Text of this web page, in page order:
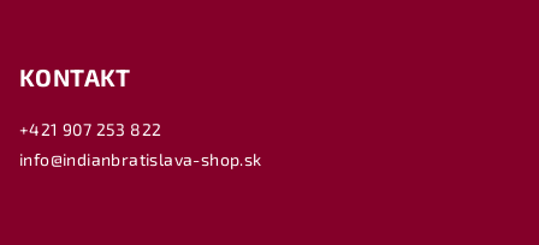
KONTAKT
+421 907 253 822
info@indianbratislava-shop.sk